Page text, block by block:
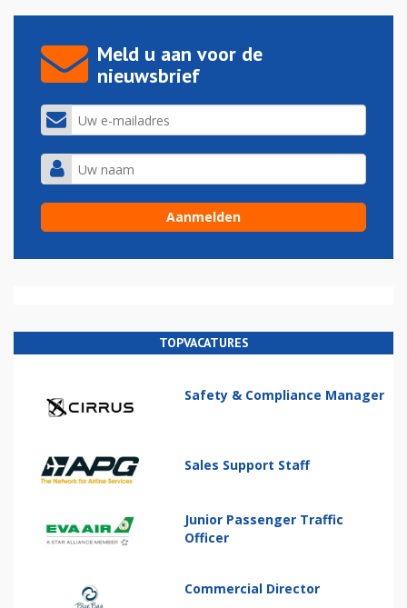
Meld u aan voor de
nieuwsbrief
TOPVACATURES
Safety & Compliance Manager
Sales Support Staff
Junior Passenger Traffic
Officer
Commercial Director